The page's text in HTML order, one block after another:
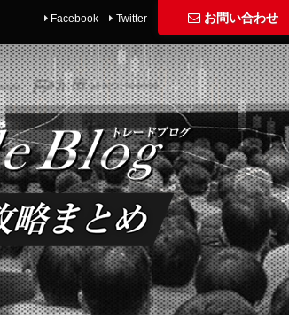
お問い合わせ
Facebook Twitter